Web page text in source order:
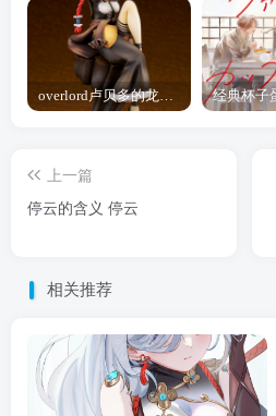
overlord卢贝多的龙王谁厉害 「Overlord」露普斯蕾琪娜·贝塔手办开订
上一篇
停云的含义 停云
相关推荐